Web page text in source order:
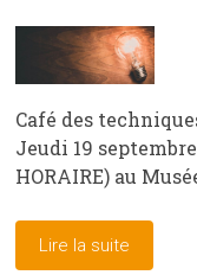
Café des
Jeudi 19
HORAIRE) au
Lire la suite